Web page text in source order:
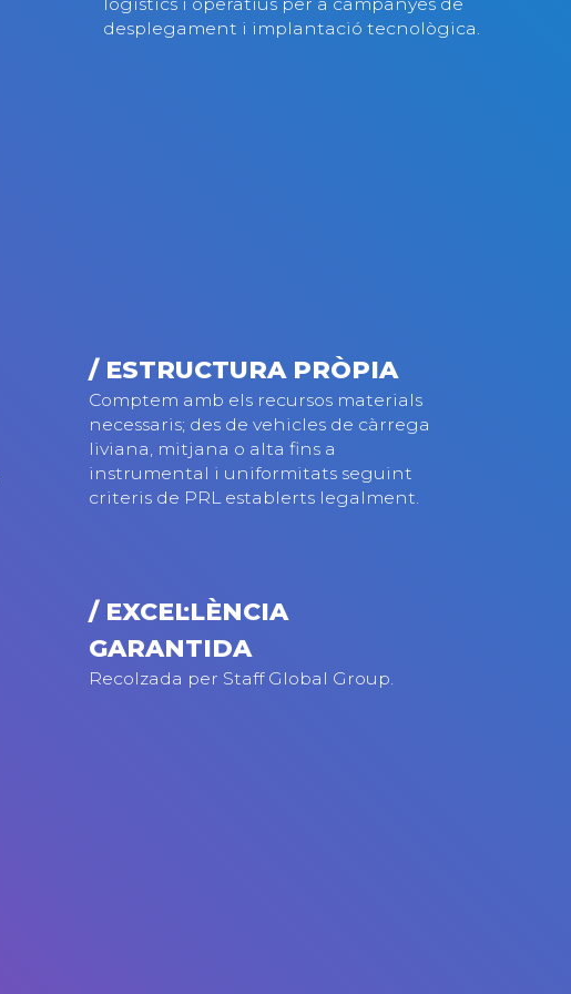
desplegament i implantació tecnològica.
/ ESTRUCTURA PRÒPIA
Comptem amb els recursos materials
necessaris; des de vehicles de càrrega
liviana, mitjana o alta fins a
instrumental i uniformitats seguint
criteris de PRL establerts legalment.
/ EXCEL·LÈNCIA
GARANTIDA
Recolzada per Staff Global Group.